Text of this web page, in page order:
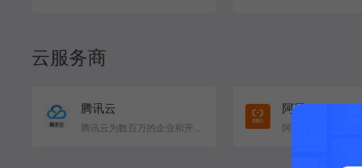
云服务商
腾讯云
腾讯云为数百万的企业和开发者提供安全稳定的云计算服务,涵盖云服务器、云数据库、云存储、视频与CDN、域…
阿里云